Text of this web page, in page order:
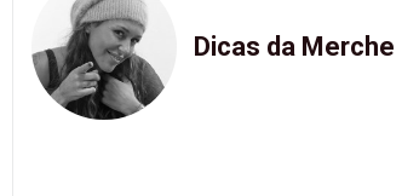
Dicas da Merche